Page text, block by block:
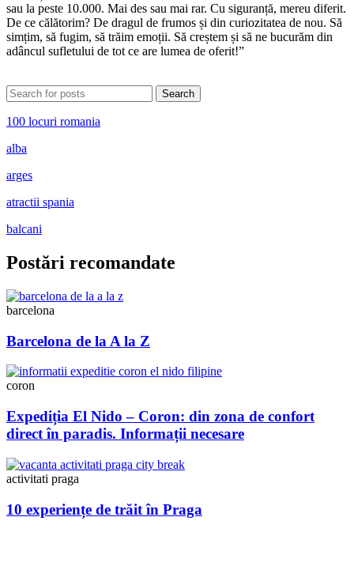
sau la peste 10.000. Mai des sau mai rar. Cu siguranță, mereu diferit.
De ce călătorim? De dragul de frumos și din curiozitatea de nou. Să
simțim, să fugim, să trăim emoții. Să creștem și să ne bucurăm din
adâncul sufletului de tot ce are lumea de oferit!”
Search
100 locuri romania
alba
arges
atractii spania
balcani
Postări recomandate
barcelona
Barcelona de la A la Z
coron
Expediția El Nido – Coron: din zona de confort
direct în paradis. Informații necesare
activitati praga
10 experiențe de trăit în Praga